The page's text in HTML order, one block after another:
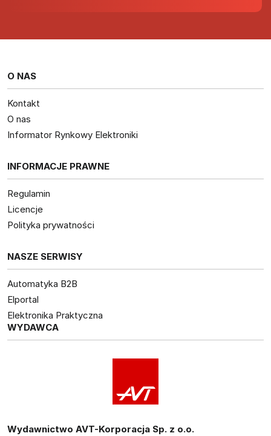
O NAS
Kontakt
O nas
Informator Rynkowy Elektroniki
INFORMACJE PRAWNE
Regulamin
Licencje
Polityka prywatności
NASZE SERWISY
Automatyka B2B
Elportal
Elektronika Praktyczna
WYDAWCA
Wydawnictwo AVT-Korporacja Sp. z o.o.